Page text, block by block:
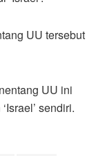
UU tersebut
UU ini
sendiri.